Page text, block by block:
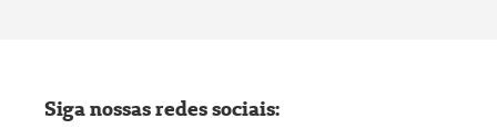
Siga nossas redes sociais: